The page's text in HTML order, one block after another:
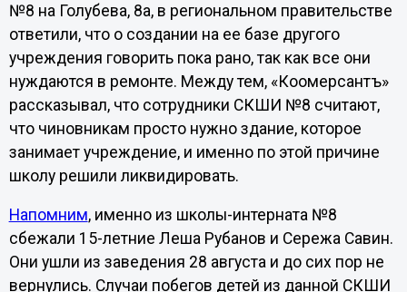
№8 на Голубева, 8а, в региональном правительстве
ответили, что о создании на ее базе другого
учреждения говорить пока рано, так как все они
нуждаются в ремонте. Между тем, «Коомерсантъ»
рассказывал, что сотрудники СКШИ №8 считают,
что чиновникам просто нужно здание, которое
занимает учреждение, и именно по этой причине
школу решили ликвидировать.
Напомним, именно из школы-интерната №8
сбежали 15-летние Леша Рубанов и Сережа Савин.
Они ушли из заведения 28 августа и до сих пор не
вернулись. Случаи побегов детей из данной СКШИ